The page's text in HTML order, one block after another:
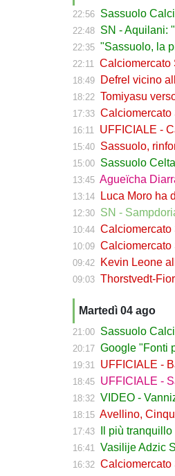
22:56 Sassuolo Calcio
22:48 SN - Aquilani: "Tre
22:35 "Sassuolo, la
22:11 Calciomercato
18:49 Defrel vicino alla
18:22 Tomiyasu verso il
17:33 Calciomercato
16:11 UFFICIALE -
15:40 Sassuolo, rinforzi
15:00 Sassuolo Celta
13:45 Agueïcha Diarra
13:14 Luca Moro ha detto
12:30 SN - Sampdoria,
10:44 Calciomercato
10:09 Calciomercato
09:42 Kevin Leone
09:03 Thorstvedt-
Martedì 04 ago
21:00 Sassuolo Calcio
20:17 Google "Fonti
19:31 UFFICIALE - Bajrami
18:45 UFFICIALE -
18:32 VIDEO -
18:15 Avellino,
17:43 Il più tranquillo
16:41 Vasilije Adzic
16:32 Calciomercato